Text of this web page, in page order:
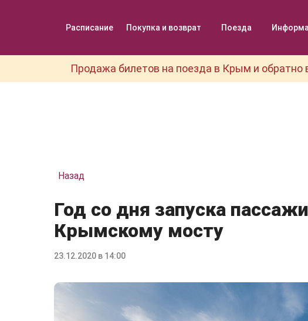
Расписание Покупка и возврат Поезда
Продажа билетов на поезда в Крым и обратно
Назад
Год со дня запуска
Крымскому мосту
23.12.2020 в 14:00